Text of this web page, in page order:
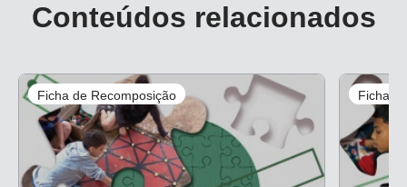
Conteúdos relacionados
Ficha de Recomposição Ficha